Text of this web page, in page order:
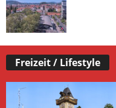
Freizeit / Lifestyle